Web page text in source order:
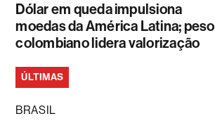
Dólar em queda impulsiona
moedas da América Latina; peso
colombiano lidera valorização
ÚLTIMAS
BRASIL